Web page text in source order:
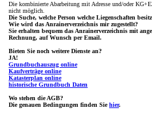
Die kombinierte Abarbeitung mit Adresse und/oder
nicht möglich.
Die Suche, welche Person welche Liegenschaften
Wie wird das Anrainerverzeichnis mir zugestellt?
Sie erhalten bequem das Anrainerverzeichnis mit
Rechnung, auf Wunsch per Email.
Bieten Sie noch weitere Dienste an?
JA!
Grundbuchauszug online
Kaufverträge online
Katasterplan online
historische Grundbuch Daten
Wo stehen die AGB?
Die genauen Bedingungen finden Siehier.